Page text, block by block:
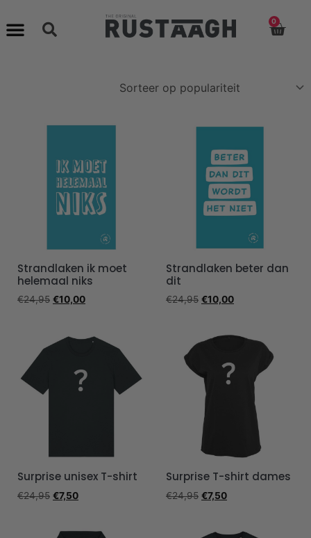
0
Strandlaken ik moet
helemaal niks
€24,95 €10,00
Strandlaken beter dan
dit
€24,95 €10,00
Surprise unisex T-shirt
€24,95 €7,50
Surprise T-shirt dames
€24,95 €7,50